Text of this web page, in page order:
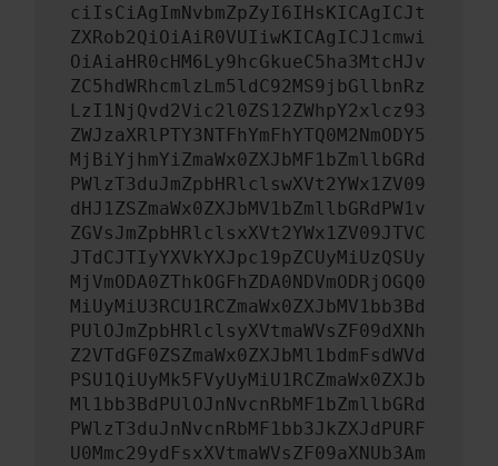
ciIsCiAgImNvbmZpZyI6IHsKICAgICJt
ZXRob2QiOiAiR0VUIiwKICAgICJ1cmwi
OiAiaHR0cHM6Ly9hcGkueC5ha3MtcHJv
ZC5hdWRhcmlzLm5ldC92MS9jbGllbnRz
LzI1NjQvd2Vic2l0ZS12ZWhpY2xlcz93
ZWJzaXRlPTY3NTFhYmFhYTQ0M2NmODY5
MjBiYjhmYiZmaWx0ZXJbMF1bZmllbGRd
PWlzT3duJmZpbHRlclswXVt2YWx1ZV09
dHJ1ZSZmaWx0ZXJbMV1bZmllbGRdPW1v
ZGVsJmZpbHRlclsxXVt2YWx1ZV09JTVC
JTdCJTIyYXVkYXJpc19pZCUyMiUzQSUy
MjVmODA0ZThkOGFhZDA0NDVmODRjOGQ0
MiUyMiU3RCU1RCZmaWx0ZXJbMV1bb3Bd
PUlOJmZpbHRlclsyXVtmaWVsZF09dXNh
Z2VTdGF0ZSZmaWx0ZXJbMl1bdmFsdWVd
PSU1QiUyMk5FVyUyMiU1RCZmaWx0ZXJb
Ml1bb3BdPUlOJnNvcnRbMF1bZmllbGRd
PWlzT3duJnNvcnRbMF1bb3JkZXJdPURF
U0Mmc29ydFsxXVtmaWVsZF09aXNUb3Am